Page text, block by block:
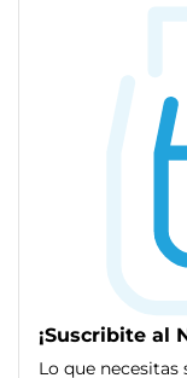
¡Suscribite al
Lo que necesitas